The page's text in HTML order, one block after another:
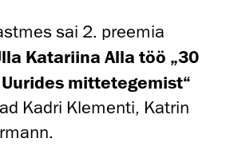
sai 2. preemia
Katariina Alla töö „30
mittetegemist“
Kadri Klementi, Katrin